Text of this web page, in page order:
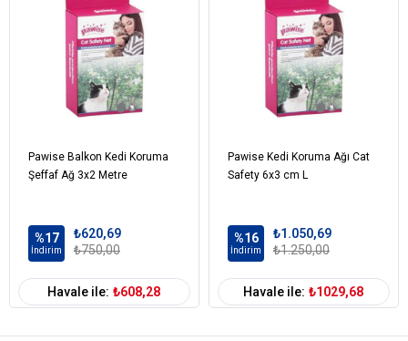
Pawise Balkon Kedi Koruma
Şeffaf Ağ 3x2 Metre
%17
İndirim
₺620,69
₺750,00
Havale ile: ₺608,28
Pawise Kedi Koruma Ağı Cat
Safety 6x3 cm L
%16
İndirim
₺1.050,69
₺1.250,00
Havale ile: ₺1029,68